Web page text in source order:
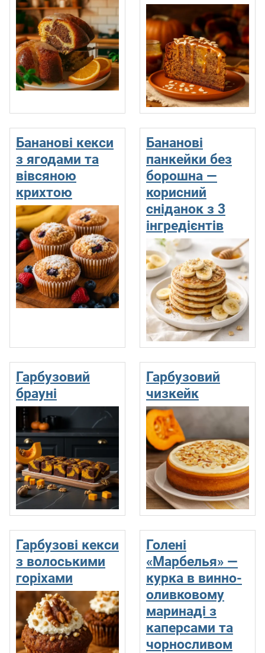
Бананові кекси
з ягодами та
вівсяною
крихтою
Бананові
панкейки без
борошна —
корисний
сніданок з 3
інгредієнтів
Гарбузовий
брауні
Гарбузовий
чизкейк
Гарбузові кекси
з волоськими
горіхами
Голені
«Марбелья» —
курка в винно-
оливковому
маринаді з
каперсами та
чорносливом